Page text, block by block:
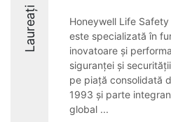
Laureați
Honeywell Life Safety
este specializată în
inovatoare și
siguranței și
pe piață consolidată
1993 și parte
global ...